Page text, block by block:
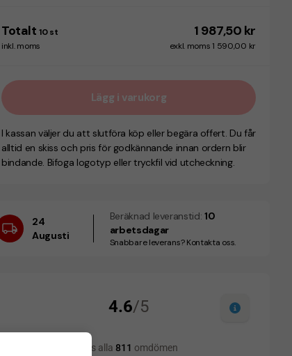
Totalt 10 st 1 987,50 kr
inkl. moms exkl. moms 1 590,00 kr
Lägg i varukorg
I kassan väljer du att slutföra köp eller begära offert. Du får
alltid en skiss och pris för godkännande innan ordern blir
bindande. Bifoga logotyp eller tryckfil vid utcheckning.
24
Augusti
Beräknad leveranstid: 10
arbetsdagar
Snabbare leverans? Kontakta oss.